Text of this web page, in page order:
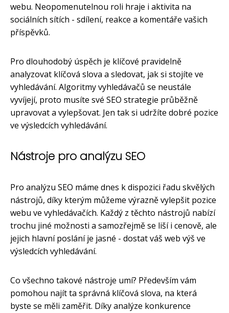
webu. Neopomenutelnou roli hraje i aktivita na
sociálních sítích - sdílení, reakce a komentáře vašich
příspěvků.
Pro dlouhodobý úspěch je klíčové pravidelně
analyzovat klíčová slova a sledovat, jak si stojíte ve
vyhledávání. Algoritmy vyhledávačů se neustále
vyvíjejí, proto musíte své SEO strategie průběžně
upravovat a vylepšovat. Jen tak si udržíte dobré pozice
ve výsledcích vyhledávání.
Nástroje pro analýzu SEO
Pro analýzu SEO máme dnes k dispozici řadu skvělých
nástrojů, díky kterým můžeme výrazně vylepšit pozice
webu ve vyhledávačích. Každý z těchto nástrojů nabízí
trochu jiné možnosti a samozřejmě se liší i cenově, ale
jejich hlavní poslání je jasné - dostat váš web výš ve
výsledcích vyhledávání.
Co všechno takové nástroje umí? Především vám
pomohou najít ta správná klíčová slova, na která
byste se měli zaměřit. Díky analýze konkurence